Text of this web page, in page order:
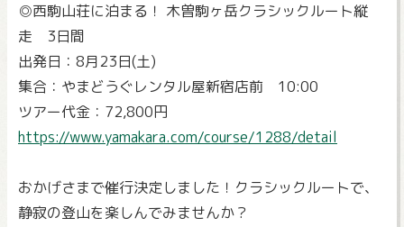
◎西駒山荘に泊まる！ 木曽駒ヶ岳クラシックルート縦
走 3日間
出発日：8月23日(土)
集合：やまどうぐレンタル屋新宿店前 10:00
ツアー代金：72,800円
https://www.yamakara.com/course/1288/detail
おかげさまで催行決定しました！クラシックルートで、
静寂の登山を楽しんでみませんか？